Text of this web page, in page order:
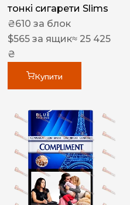
тонкі сигарети Slims
₴610 за блок
$565 за ящик≈ 25 425
₴
Купити